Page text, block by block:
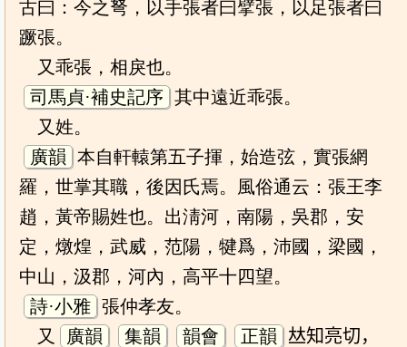
古曰：今之弩，以手張者曰擘張，以足張者曰
蹶張。
又乖張，相戾也。
司馬貞·補史記序 其中遠近乖張。
又姓。
廣韻 本自軒轅第五子揮，始造弦，實張網
羅，世掌其職，後因氏焉。風俗通云：張王李
趙，黃帝賜姓也。出淸河，南陽，吳郡，安
定，燉煌，武威，范陽，犍爲，沛國，梁國，
中山，汲郡，河內，高平十四望。
詩·小雅 張仲孝友。
又
廣韻 集韻 韻會 正韻
𠀤知亮切，